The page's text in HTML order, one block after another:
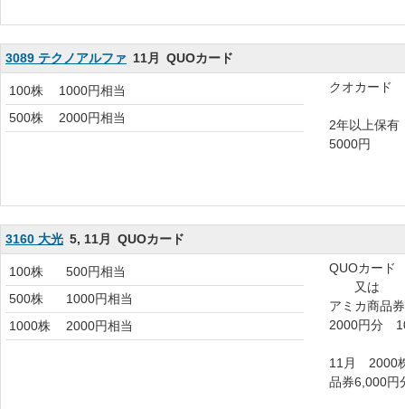
3089 テクノアルファ 11月 QUOカード
100株
1000円相当
500株
2000円相当
クオカード
2年以上保
5000円
3160 大光 5, 11月 QUOカード
100株
500円相当
500株
1000円相当
1000株
2000円相当
QUOカード
又は
アミカ商品
2000円分
11月 2000
品券6,000円